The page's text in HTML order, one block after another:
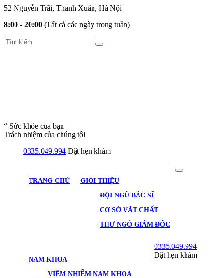
52 Nguyễn Trãi, Thanh Xuân, Hà Nội
8:00 - 20:00 (Tất cả các ngày trong tuần)
“ Sức khỏe của bạn
Trách nhiệm của chúng tôi
0335.049.994 Đặt hẹn khám
TRANG CHỦ
GIỚI THIỆU
ĐỘI NGŨ BÁC SĨ
CƠ SỞ VẬT CHẤT
THƯ NGỎ GIÁM ĐỐC
NAM KHOA
VIÊM NHIỄM NAM KHOA
0335.049.994
Đặt hẹn khám